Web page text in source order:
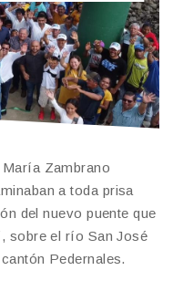
Zambrano
a toda prisa
del nuevo puente que
sobre el río San José
Pedernales.